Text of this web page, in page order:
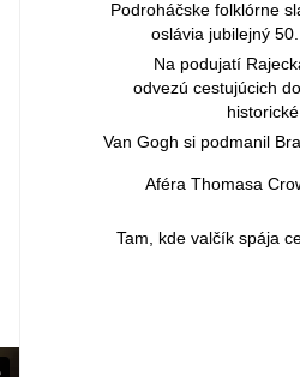
Podroháčske folklórne
oslávia jubilejný
Na podujatí
odvezú cestujúcich
Van Gogh si podmanil
Aféra Thomasa
Tam, kde valčík spája